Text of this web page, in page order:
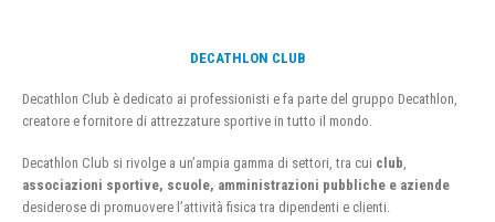
DECATHLON CLUB
Decathlon Club è dedicato ai professionisti e fa parte del gruppo Decathlon,
creatore e fornitore di attrezzature sportive in tutto il mondo.
Decathlon Club si rivolge a un’ampia gamma di settori, tra cui club
associazioni sportive, scuole, amministrazioni pubbliche e aziende
desiderose di promuovere l’attività fisica tra dipendenti e clienti.